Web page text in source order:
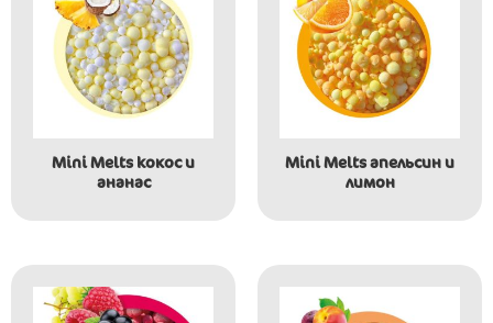
Mini Melts kокос и
ананас
Mini Melts aпельсин и
лимон